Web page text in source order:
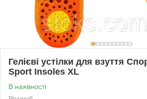
Гелієві устілки для взуття
Sport Insoles XL
В наявності